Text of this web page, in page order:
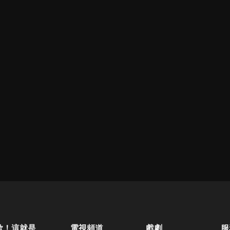
歐！這就是人生啊 電視頻道 戲劇